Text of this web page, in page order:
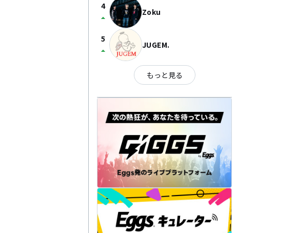
4
arrow_drop_up Zoku
5
arrow_drop_up JUGEM.
もっと見る